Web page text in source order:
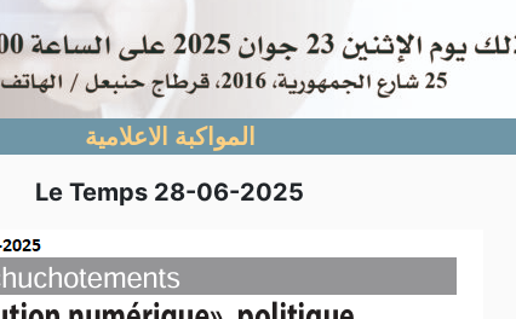
المواكبة الاعلامية
Le Temps 28-06-2025